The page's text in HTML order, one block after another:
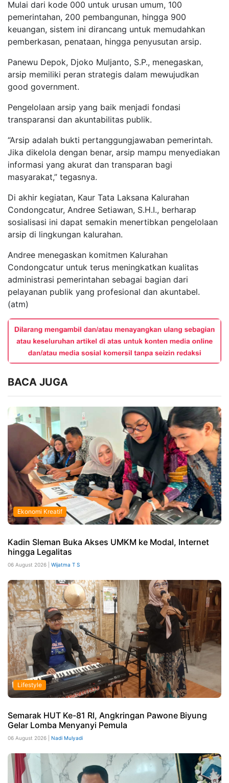
Mulai dari kode 000 untuk urusan umum, 100
pemerintahan, 200 pembangunan, hingga 900
keuangan, sistem ini dirancang untuk memudahkan
pemberkasan, penataan, hingga penyusutan arsip.
Panewu Depok, Djoko Muljanto, S.P., menegaskan,
arsip memiliki peran strategis dalam mewujudkan
good government.
Pengelolaan arsip yang baik menjadi fondasi
transparansi dan akuntabilitas publik.
“Arsip adalah bukti pertanggungjawaban pemerintah.
Jika dikelola dengan benar, arsip mampu menyediakan
informasi yang akurat dan transparan bagi
masyarakat,” tegasnya.
Di akhir kegiatan, Kaur Tata Laksana Kalurahan
Condongcatur, Andree Setiawan, S.H.I., berharap
sosialisasi ini dapat semakin menertibkan pengelolaan
arsip di lingkungan kalurahan.
Andree menegaskan komitmen Kalurahan
Condongcatur untuk terus meningkatkan kualitas
administrasi pemerintahan sebagai bagian dari
pelayanan publik yang profesional dan akuntabel.
(atm)
BACA JUGA
Ekonomi Kreatif
Kadin Sleman Buka Akses UMKM ke Modal, Internet
hingga Legalitas
06 August 2026 | Wijatma T S
Lifestyle
Semarak HUT Ke-81 RI, Angkringan Pawone Biyung
Gelar Lomba Menyanyi Pemula
06 August 2026 | Nadi Mulyadi